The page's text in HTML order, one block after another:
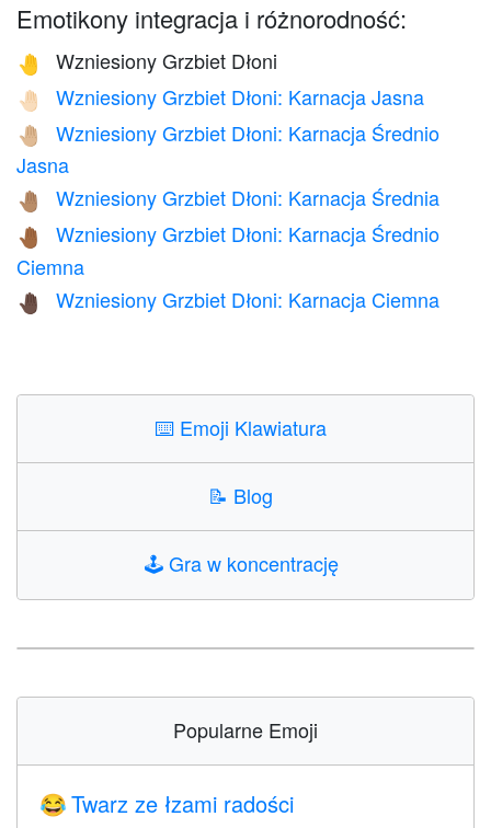
Emotikony integracja i różnorodność:
🤚 Wzniesiony Grzbiet Dłoni
🤚🏻 Wzniesiony Grzbiet Dłoni: Karnacja Jasna
🤚🏼
Wzniesiony Grzbiet Dłoni: Karnacja Średnio
Jasna
🤚🏽 Wzniesiony Grzbiet Dłoni: Karnacja Średnia
🤚🏾
Wzniesiony Grzbiet Dłoni: Karnacja Średnio
Ciemna
🤚🏿 Wzniesiony Grzbiet Dłoni: Karnacja Ciemna
⌨️ Emoji Klawiatura
📝 Blog
🕹️Gra w koncentrację
Popularne Emoji
😂 Twarz ze łzami radości